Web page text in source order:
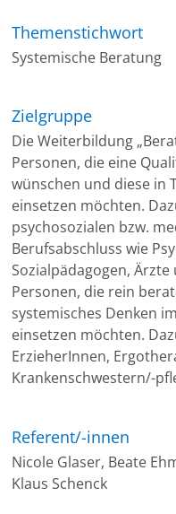
Themenstichwort
Systemische Beratung
Zielgruppe
Die Weiterbildung
Personen, die eine
wünschen und diese in
einsetzen möchten.
psychosozialen bzw.
Berufsabschluss wie
Sozialpädagogen,
Personen, die rein
systemisches Denken
einsetzen möchten.
ErzieherInnen,
Krankenschwestern/-
Referent/-innen
Nicole Glaser, Beate
Klaus Schenck